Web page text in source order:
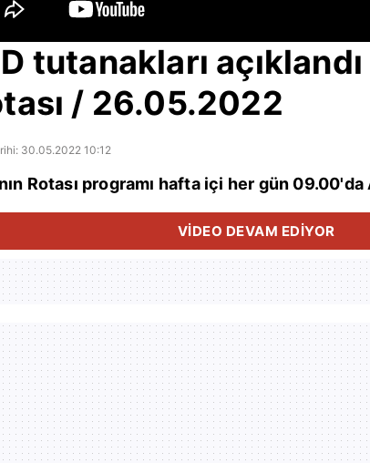
tutanakları
/ 26.05.2022
30.05.2022 10:12
Rotası programı hafta içi her gün 09.00'da
VİDEO DEVAM EDİYOR